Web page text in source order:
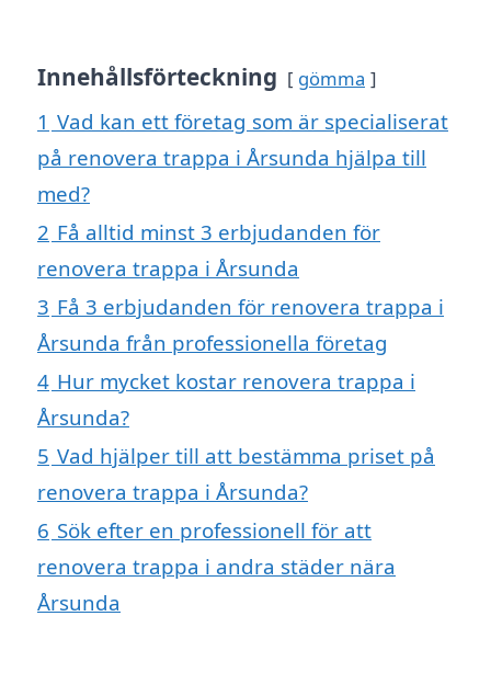
Innehållsförteckning gömma
1 Vad kan ett företag som är specialiserat
på renovera trappa i Årsunda hjälpa till
med?
2 Få alltid minst 3 erbjudanden för
renovera trappa i Årsunda
3 Få 3 erbjudanden för renovera trappa i
Årsunda från professionella företag
4 Hur mycket kostar renovera trappa i
Årsunda?
5 Vad hjälper till att bestämma priset på
renovera trappa i Årsunda?
6 Sök efter en professionell för att
renovera trappa i andra städer nära
Årsunda